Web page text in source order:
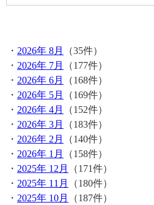
・ 2026年 8月
（35件）
・ 2026年 7月
（177件）
・ 2026年 6月
（168件）
・ 2026年 5月
（169件）
・ 2026年 4月
（152件）
・ 2026年 3月
（183件）
・ 2026年 2月
（140件）
・ 2026年 1月
（158件）
・ 2025年 12月
（171件）
・ 2025年 11月
（180件）
・ 2025年 10月
（187件）